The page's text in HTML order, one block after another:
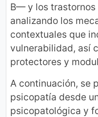
B— y los trastornos
analizando los
contextuales que
vulnerabilidad, así
protectores y
A continuación, se
psicopatía desde
psicopatológica y